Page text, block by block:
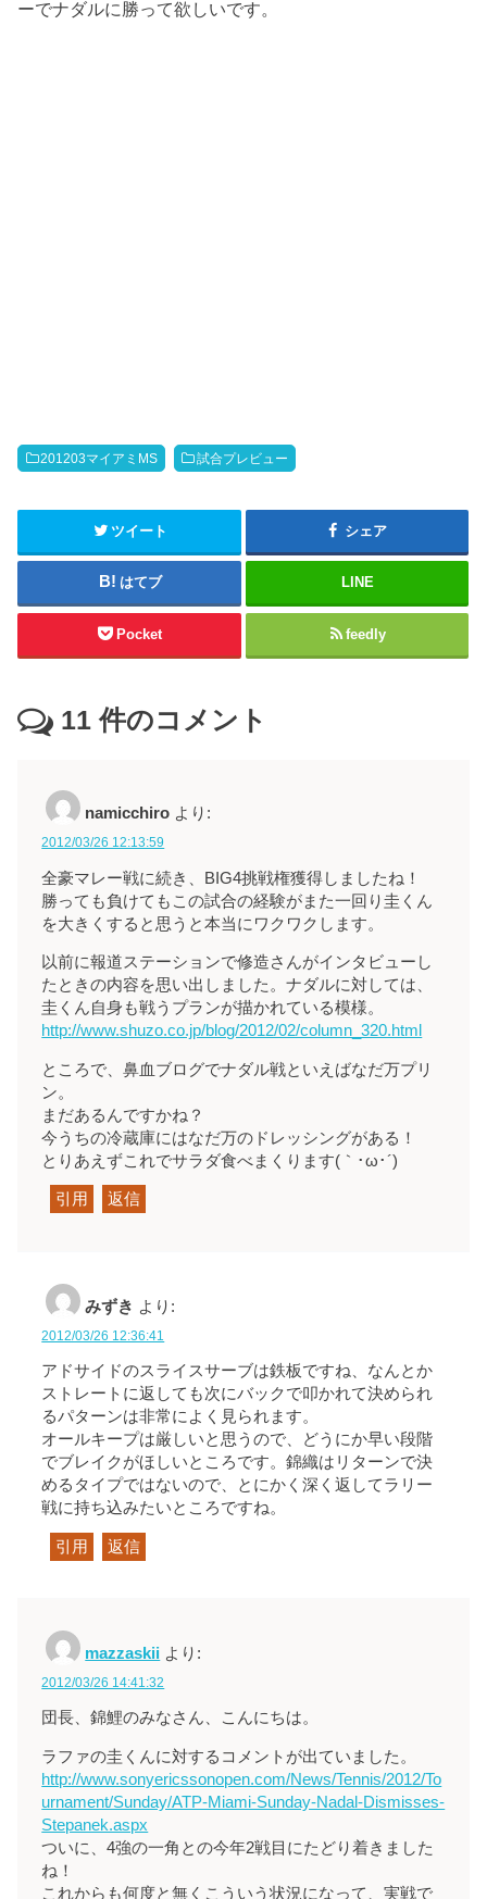
ーでナダルに勝って欲しいです。
201203マイアミMS 試合プレビュー
ツイート シェア
はてブ LINE
Pocket feedly
11 件のコメント
namicchiro より:
2012/03/26 12:13:59
全豪マレー戦に続き、BIG4挑戦権獲得しましたね！
勝っても負けてもこの試合の経験がまた一回り圭くん
を大きくすると思うと本当にワクワクします。
以前に報道ステーションで修造さんがインタビューし
たときの内容を思い出しました。ナダルに対しては、
圭くん自身も戦うプランが描かれている模様。
http://www.shuzo.co.jp/blog/2012/02/column_320.html
ところで、鼻血ブログでナダル戦といえばなだ万プリ
ン。
まだあるんですかね？
今うちの冷蔵庫にはなだ万のドレッシングがある！
とりあえずこれでサラダ食べまくります(｀･ω･´)
引用 返信
みずき より:
2012/03/26 12:36:41
アドサイドのスライスサーブは鉄板ですね、なんとか
ストレートに返しても次にバックで叩かれて決められ
るパターンは非常によく見られます。
オールキープは厳しいと思うので、どうにか早い段階
でブレイクがほしいところです。錦織はリターンで決
めるタイプではないので、とにかく深く返してラリー
戦に持ち込みたいところですね。
引用 返信
mazzaskii より:
2012/03/26 14:41:32
団長、錦鯉のみなさん、こんにちは。
ラファの圭くんに対するコメントが出ていました。
http://www.sonyericssonopen.com/News/Tennis/2012/To
urnament/Sunday/ATP-Miami-Sunday-Nadal-Dismisses-
Stepanek.aspx
ついに、4強の一角との今年2戦目にたどり着きました
ね！
これからも何度と無くこういう状況になって、実戦で